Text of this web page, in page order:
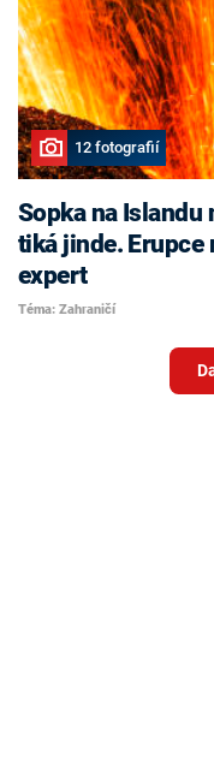
12 fotografií
Sopka na Islandu
tiká jinde. Erupce
expert
Téma: Zahraničí